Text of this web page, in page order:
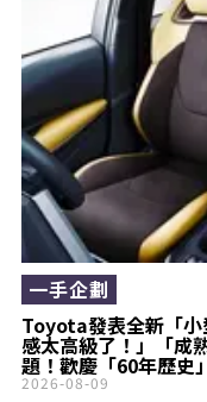
Toyota發表全新「小
感太高級了！」「成
題！歡慶「60年歷
G“Z・ACTIVE
一手企劃
2026-08-09